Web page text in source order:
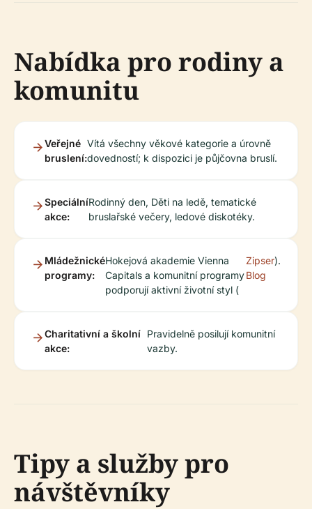
Nabídka pro rodiny a
komunitu
Veřejné
bruslení:
Vítá všechny věkové kategorie a úrovně
dovedností; k dispozici je půjčovna bruslí.
Speciální
akce:
Rodinný den, Děti na ledě, tematické
bruslařské večery, ledové diskotéky.
Mládežnické
programy:
Hokejová akademie Vienna
Capitals a komunitní programy
podporují aktivní životní styl (
Zipser
Blog
).
Charitativní a školní
akce:
Pravidelně posilují komunitní
vazby.
Tipy a služby pro
návštěvníky